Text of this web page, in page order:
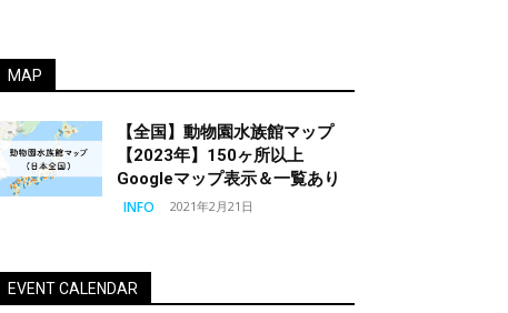
MAP
【全国】動物園水族館マップ
【2023年】150ヶ所以上
Googleマップ表示＆一覧あり
INFO 2021年2月21日
EVENT CALENDAR